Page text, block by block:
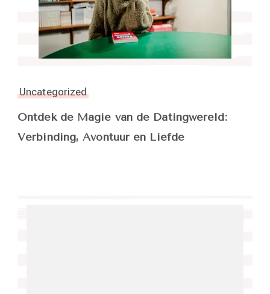
Uncategorized
Ontdek de Magie van de Datingwereld:
Verbinding, Avontuur en Liefde